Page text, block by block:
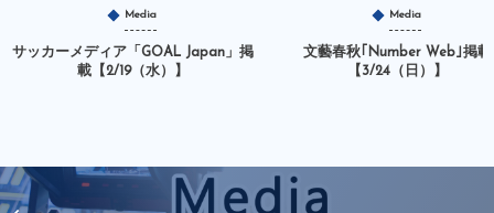
Media
サッカーメディア「GOAL Japan」掲
載【2/19（水）】
Media
文藝春秋｢Number Web｣掲載
【3/24（日）】